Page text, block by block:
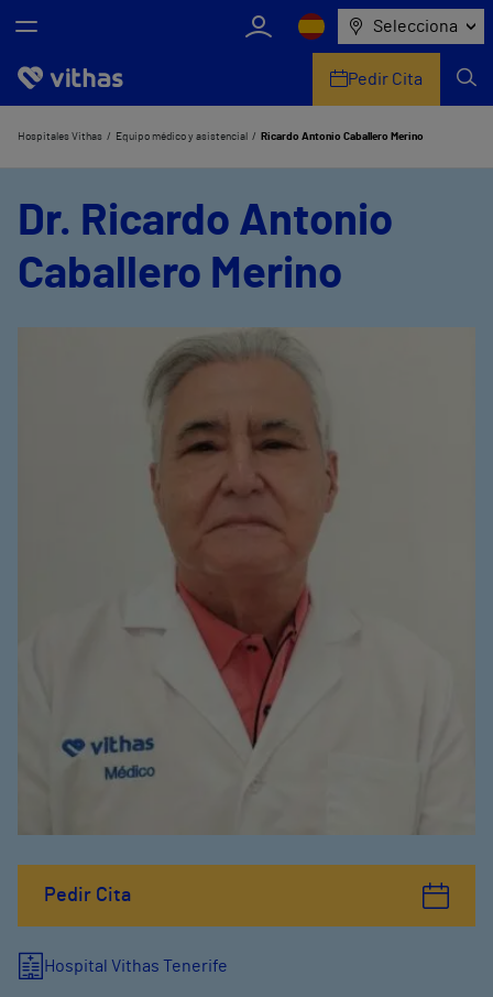
Selecciona
Nosotros
Pedir Cita
Hospitales Vithas Equipo médico y asistencial Ricardo Antonio Caballero Merino
Pedir Cita
Dr. Ricardo Antonio
Caballero Merino
Hospital Vithas Tenerife